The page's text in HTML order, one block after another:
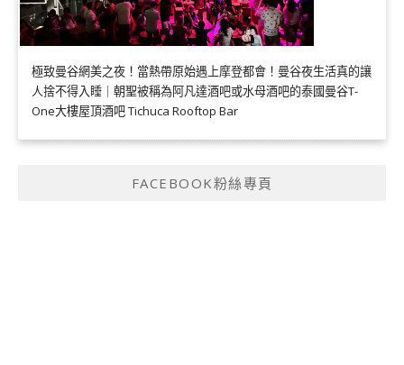
極致曼谷網美之夜！當熱帶原始遇上摩登都會！曼谷夜生活真的讓
人捨不得入睡｜朝聖被稱為阿凡達酒吧或水母酒吧的泰國曼谷T-
One大樓屋頂酒吧 Tichuca Rooftop Bar
FACEBOOK粉絲專頁